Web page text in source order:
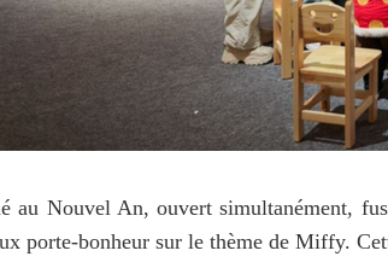
Nouvel An, ouvert simultanément,
porte-bonheur sur le thème de Miffy.